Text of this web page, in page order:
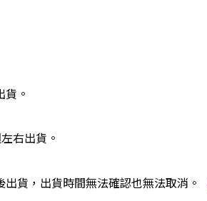
。
右出貨。
貨，出貨時間無法確認也無法取消。